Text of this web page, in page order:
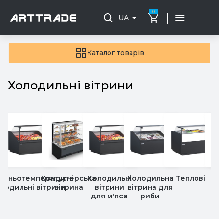
Каталог товарів
UA
0 |
Холодильні вітрини
вітрини
Кондитерська
вітрина
Холодильні
вітрини
для м'яса
Холодильна
вітрина для
риби
Теплові